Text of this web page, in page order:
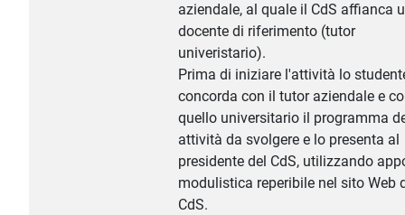
aziendale, al quale il CdS affianca
docente di riferimento (tutor
univeristario).
Prima di iniziare l'attività lo
concorda con il tutor aziendale e
quello universitario il programma
attività da svolgere e lo presenta al
presidente del CdS, utilizzando
modulistica reperibile nel sito Web
CdS.